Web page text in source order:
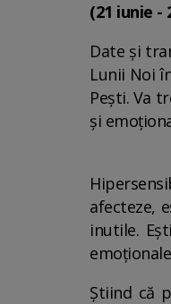
(21 iunie -
Date și
Lunii Noi
Pești. Va
și
afecteze,
inutile.
Știind că